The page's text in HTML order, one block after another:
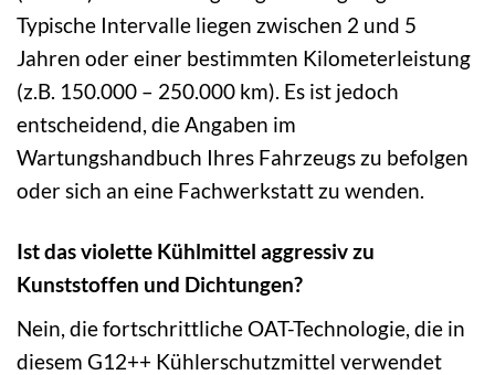
Typische Intervalle liegen zwischen 2 und 5
Jahren oder einer bestimmten Kilometerleistung
(z.B. 150.000 – 250.000 km). Es ist jedoch
entscheidend, die Angaben im
Wartungshandbuch Ihres Fahrzeugs zu befolgen
oder sich an eine Fachwerkstatt zu wenden.
Ist das violette Kühlmittel aggressiv zu
Kunststoffen und Dichtungen?
Nein, die fortschrittliche OAT-Technologie, die in
diesem G12++ Kühlerschutzmittel verwendet